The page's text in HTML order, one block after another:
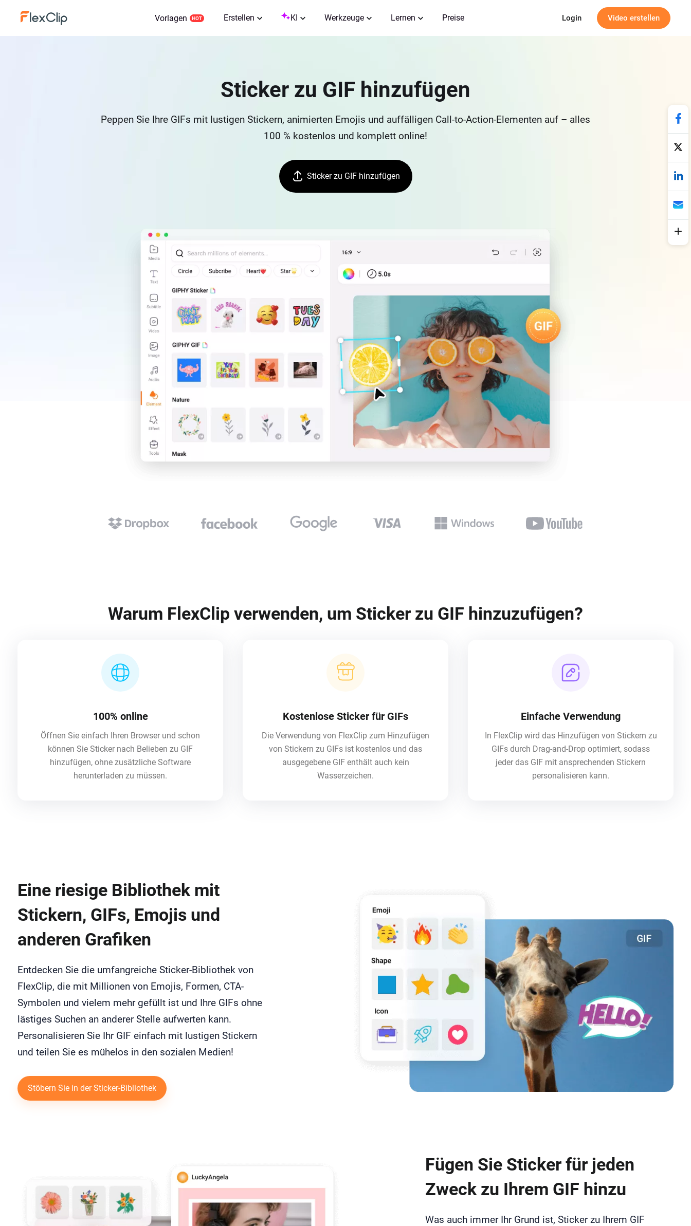
Vorlagen Erstellen KI Werkzeuge Lernen Preise Login Video erstellen
Sticker zu GIF hinzufügen
Peppen Sie Ihre GIFs mit lustigen Stickern, animierten Emojis und auffälligen Call-to-Action-Elementen auf – alles
100 % kostenlos und komplett online!
Sticker zu GIF hinzufügen
Warum FlexClip verwenden, um Sticker zu GIF hinzuzufügen?
100% online
Öffnen Sie einfach Ihren Browser und schon
können Sie Sticker nach Belieben zu GIF
hinzufügen, ohne zusätzliche Software
herunterladen zu müssen.
Kostenlose Sticker für GIFs
Die Verwendung von FlexClip zum Hinzufügen
von Stickern zu GIFs ist kostenlos und das
ausgegebene GIF enthält auch kein
Wasserzeichen.
Einfache Verwendung
In FlexClip wird das Hinzufügen von Stickern zu
GIFs durch Drag-and-Drop optimiert, sodass
jeder das GIF mit ansprechenden Stickern
personalisieren kann.
Eine riesige Bibliothek mit
Stickern, GIFs, Emojis und
anderen Grafiken
Entdecken Sie die umfangreiche Sticker-Bibliothek von
FlexClip, die mit Millionen von Emojis, Formen, CTA-
Symbolen und vielem mehr gefüllt ist und Ihre GIFs ohne
lästiges Suchen an anderer Stelle aufwerten kann.
Personalisieren Sie Ihr GIF einfach mit lustigen Stickern
und teilen Sie es mühelos in den sozialen Medien!
Stöbern Sie in der Sticker-Bibliothek
Fügen Sie Sticker für jeden
Zweck zu Ihrem GIF hinzu
Was auch immer Ihr Grund ist, Sticker zu Ihrem GIF